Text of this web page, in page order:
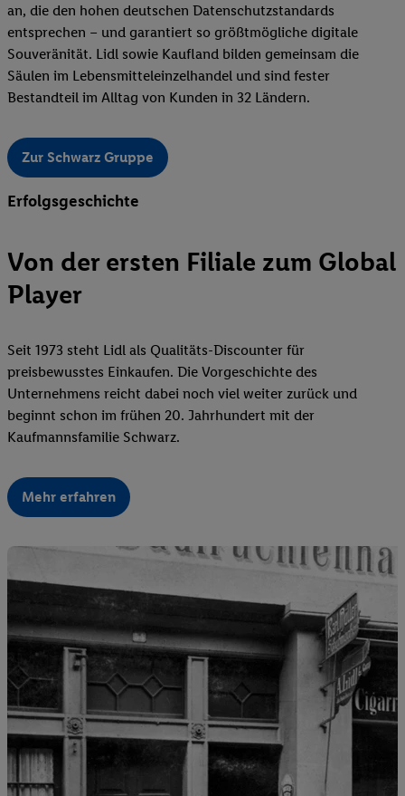
an, die den hohen deutschen Datenschutzstandards
entsprechen – und garantiert so größtmögliche digitale
Souveränität. Lidl sowie Kaufland bilden gemeinsam die
Säulen im Lebensmitteleinzelhandel und sind fester
Bestandteil im Alltag von Kunden in 32 Ländern.
Zur Schwarz Gruppe
Erfolgsgeschichte
Von der ersten Filiale zum Global
Player
Seit 1973 steht Lidl als Qualitäts-Discounter für
preisbewusstes Einkaufen. Die Vorgeschichte des
Unternehmens reicht dabei noch viel weiter zurück und
beginnt schon im frühen 20. Jahrhundert mit der
Kaufmannsfamilie Schwarz.
Mehr erfahren